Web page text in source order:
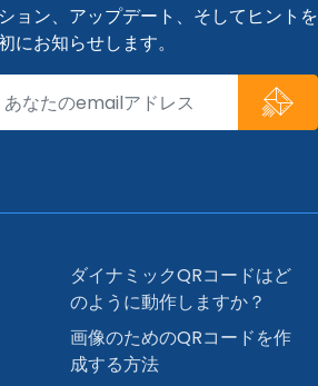
ョン、アップデート、そしてヒントを
にお知らせします。
ダイナミックQRコードはど
のように動作しますか？
画像のためのQRコードを作
成する方法